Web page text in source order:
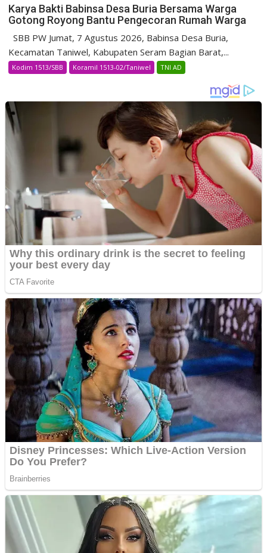
Karya Bakti Babinsa Desa Buria Bersama Warga
Gotong Royong Bantu Pengecoran Rumah Warga
SBB PW Jumat, 7 Agustus 2026, Babinsa Desa Buria,
Kecamatan Taniwel, Kabupaten Seram Bagian Barat,...
Kodim 1513/SBB Koramil 1513-02/Taniwel TNI AD